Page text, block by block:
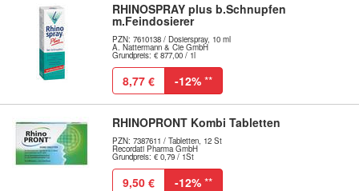
RHINOSPRAY plus b.Schnupfen
m.Feindosierer
PZN: 7610138 / Dosierspray, 10 ml
A. Nattermann & Cie GmbH
Grundpreis: € 877,00 / 1l
8,77 € -12% **
RHINOPRONT Kombi Tabletten
PZN: 7387611 / Tabletten, 12 St
Recordati Pharma GmbH
Grundpreis: € 0,79 / 1St
9,50 € -12% **